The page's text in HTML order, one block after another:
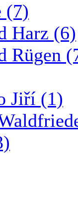
(7)
Harz (6)
Rügen
Jiří (1)